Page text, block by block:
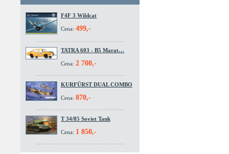
F4F 3 Wildcat
Cena: 499,-
TATRA 603 - B5 Marat…
Cena: 2 700,-
KURFÜRST DUAL COMBO
Cena: 870,-
T 34/85 Soviet Tank
Cena: 1 850,-